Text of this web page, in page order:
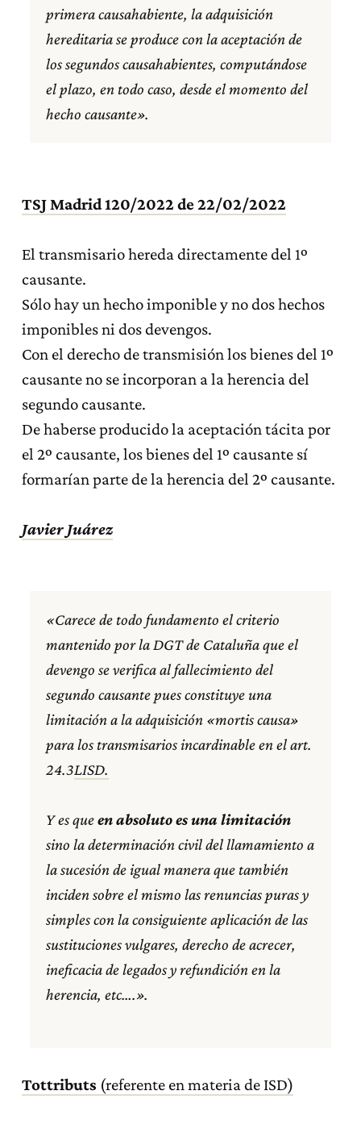
primera causahabiente, la adquisición
hereditaria se produce con la aceptación de
los segundos causahabientes, computándose
el plazo, en todo caso, desde el momento del
hecho causante».
TSJ Madrid 120/2022 de 22/02/2022
El transmisario hereda directamente del 1º
causante.
Sólo hay un hecho imponible y no dos hechos
imponibles ni dos devengos.
Con el derecho de transmisión los bienes del 1º
causante no se incorporan a la herencia del
segundo causante.
De haberse producido la aceptación tácita por
el 2º causante, los bienes del 1º causante sí
formarían parte de la herencia del 2º causante.
Javier Juárez
«Carece de todo fundamento el criterio
mantenido por la DGT de Cataluña que el
devengo se verifica al fallecimiento del
segundo causante pues constituye una
limitación a la adquisición «mortis causa»
para los transmisarios incardinable en el art.
24.3LISD.
Y es queen absoluto es una limitación
sino la determinación civil del llamamiento a
la sucesión de igual manera que también
inciden sobre el mismo las renuncias puras y
simples con la consiguiente aplicación de las
sustituciones vulgares, derecho de acrecer,
ineficacia de legados y refundición en la
herencia, etc….».
Tottributs (referente en materia de ISD)